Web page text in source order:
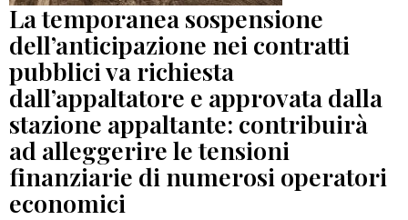
La temporanea sospensione
dell’anticipazione nei contratti
pubblici va richiesta
dall’appaltatore e approvata dalla
stazione appaltante: contribuirà
ad alleggerire le tensioni
finanziarie di numerosi operatori
economici